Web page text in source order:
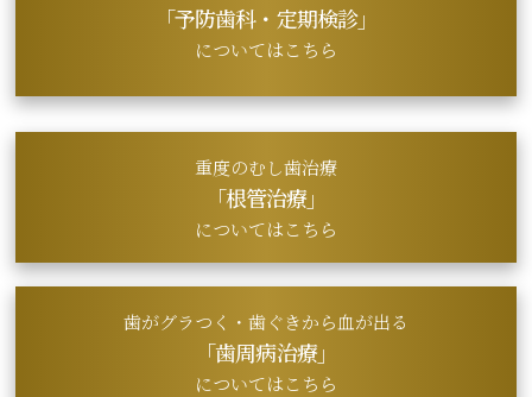
「予防歯科・定期検診」
についてはこちら
重度のむし歯治療
「根管治療」
についてはこちら
歯がグラつく・歯ぐきから血が出る
「歯周病治療」
についてはこちら